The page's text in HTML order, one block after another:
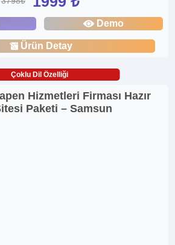
Demo
Ürün Detay
Çoklu Dil Özelliği